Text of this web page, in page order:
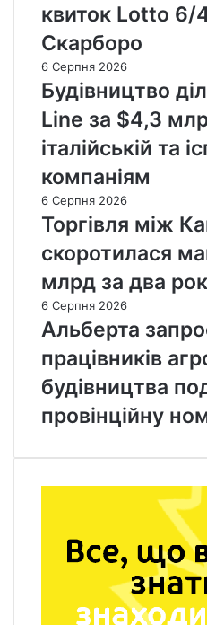
квиток Lotto 6/
Скарборо
6 Серпня 2026
Будівництво
Line за $4,3
італійській та
компаніям
6 Серпня 2026
Торгівля між
скоротилася
млрд за два
6 Серпня 2026
Альберта
працівників
будівництва
провінційну